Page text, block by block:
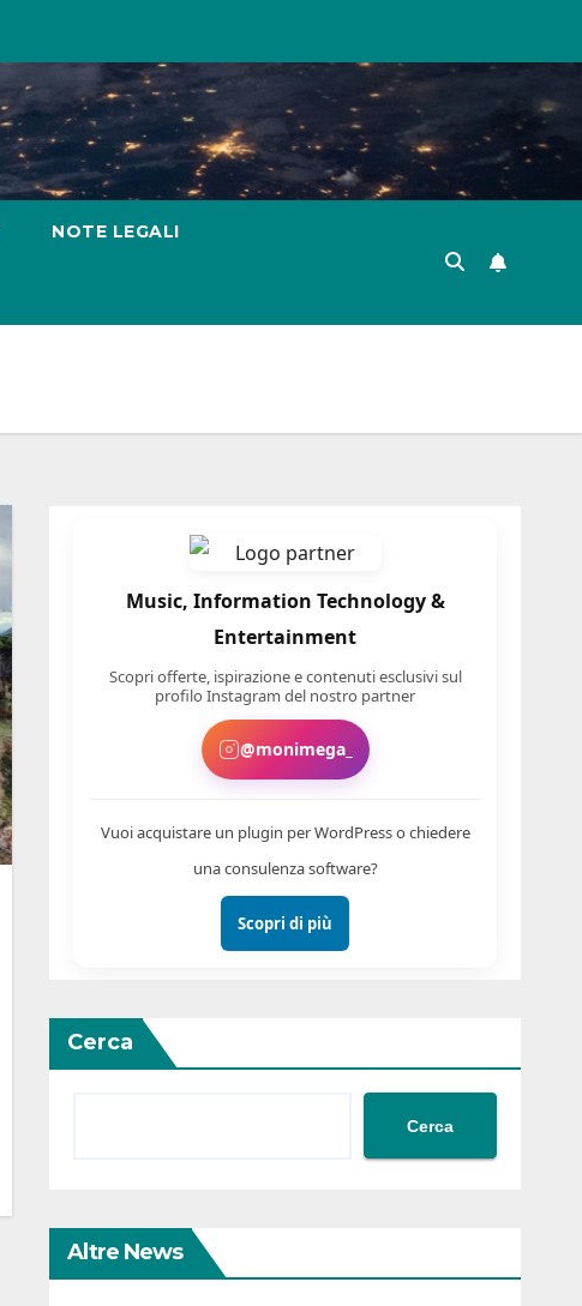
NOTE LEGALI
Cerca
Cerca
Altre News
Music, Information Technology &
Entertainment
Scopri offerte, ispirazione e contenuti esclusivi sul
profilo Instagram del nostro partner
@monimega_
Vuoi acquistare un plugin per WordPress o chiedere
una consulenza software?
Scopri di più